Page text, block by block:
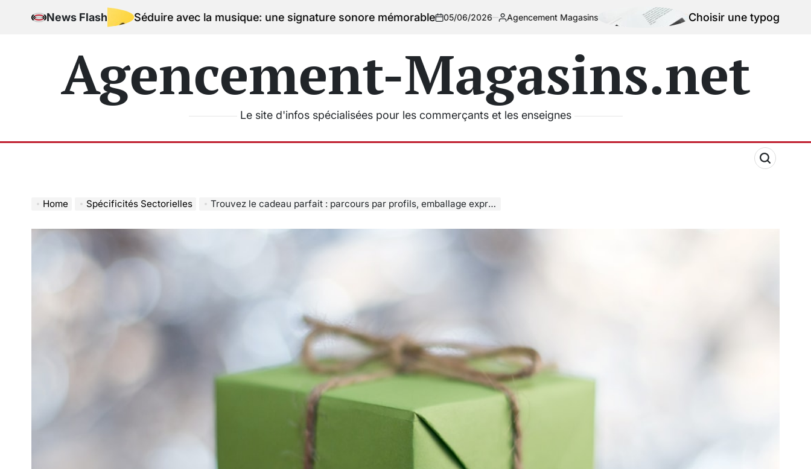
News Flash
Séduire avec la musique: une signature sonore mémorableon
05/06/2026
Posted
Agencement Magasins Choisir une typographie efficace
Agencement-Magasins.net
Le site d'infos spécialisées pour les commerçants et les enseignes
Home Spécificités Sectorielles Trouvez le cadeau parfait : parcours par profils, emballage express et prix lisibles